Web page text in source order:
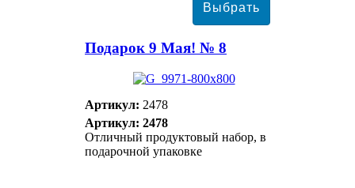
Подарок 9 Мая! № 8
Артикул: 2478
Артикул: 2478
Отличный продуктовый набор, в
подарочной упаковке